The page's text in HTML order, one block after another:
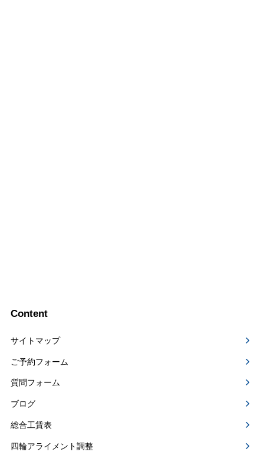
Content
サイトマップ
ご予約フォーム
質問フォーム
ブログ
総合工賃表
四輪アライメント調整